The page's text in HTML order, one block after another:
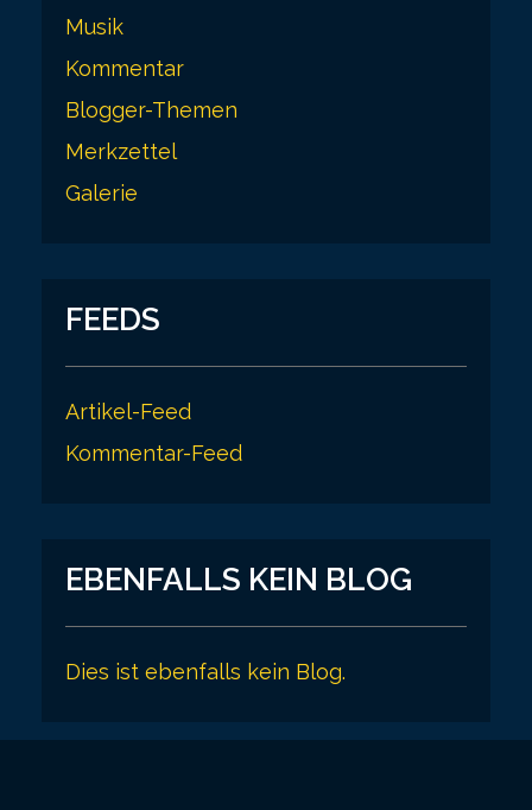
Musik
Kommentar
Blogger-Themen
Merkzettel
Galerie
FEEDS
Artikel-Feed
Kommentar-Feed
EBENFALLS KEIN BLOG
Dies ist ebenfalls kein Blog.